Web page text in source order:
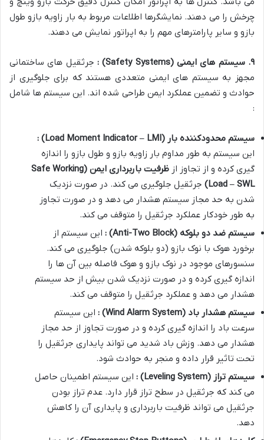
چرخش را می دهند. نمایشگرها اطلاعات مربوط به بار زاویه بازو طول
بازو و سایر پارامترهای مهم را به اپراتور نمایش می دهند.
۹.سیستم های ایمنی(Safety Systems)
: جرثقیل های ساختمانی
مجهز به سیستم های ایمنی متعددی هستند که برای جلوگیری از
حوادث و تضمین عملکرد ایمن طراحی شده اند. این سیستم ها شامل
:
سیستم محدودکننده بار (Load Moment Indicator – LMI)
:
این سیستم به طور مداوم بار زاویه بازو و طول بازو را اندازه
گیری کرده و از تجاوز از ظرفیت باربرداری ایمن (Safe Working
Load – SWL) جرثقیل جلوگیری می کند. در صورت نزدیک
شدن به حد مجاز سیستم هشدار می دهد و در صورت تجاوز
به طور خودکار عملکرد جرثقیل را متوقف می کند.
سیستم ضد دو بلوکه (Anti-Two Block)
: این سیستم از
برخورد هوک با نوک بازو (دو بلوکه شدن) جلوگیری می کند.
سنسورهای موجود در نوک بازو و هوک فاصله بین آن ها را
اندازه گیری کرده و در صورت نزدیک شدن بیش از حد سیستم
هشدار می دهد و عملکرد جرثقیل را متوقف می کند.
سیستم هشدار باد (Wind Alarm System)
: این سیستم
سرعت باد را اندازه گیری کرده و در صورت تجاوز از حد مجاز
هشدار می دهد. وزش باد شدید می تواند پایداری جرثقیل را
تحت تاثیر قرار داده و منجر به حوادث شود.
سیستم تراز (Leveling System)
: این سیستم اطمینان حاصل
می کند که جرثقیل در سطح تراز قرار دارد. عدم تراز بودن
جرثقیل می تواند ظرفیت باربرداری و پایداری آن را کاهش
دهد.